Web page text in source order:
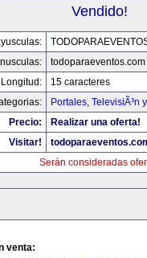
Vendido!
todoparaeventos.com
Longitud:
15 caracteres
Portales, TelevisiÃ³n
Precio:
Realizar una oferta!
Visitar!
Serán consideradas
venta: